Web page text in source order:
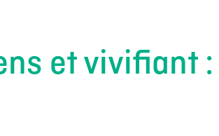
et vivifiant :